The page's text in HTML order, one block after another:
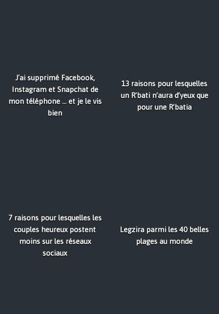
J'ai supprimé Facebook,
Instagram et Snapchat de
mon téléphone ... et je le vis
bien
13 raisons pour lesquelles
un R’bati n’aura d’yeux que
pour une R’batia
7 raisons pour lesquelles les
couples heureux postent
moins sur les réseaux
sociaux
Legzira parmi les 40 belles
plages au monde